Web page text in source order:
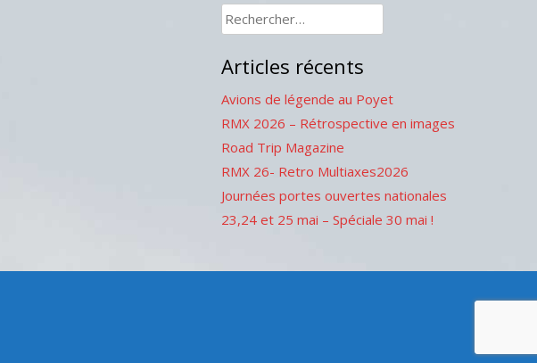
Rechercher :
Articles récents
Avions de légende au Poyet
RMX 2026 – Rétrospective en images
Road Trip Magazine
RMX 26- Retro Multiaxes2026
Journées portes ouvertes nationales
23,24 et 25 mai – Spéciale 30 mai !